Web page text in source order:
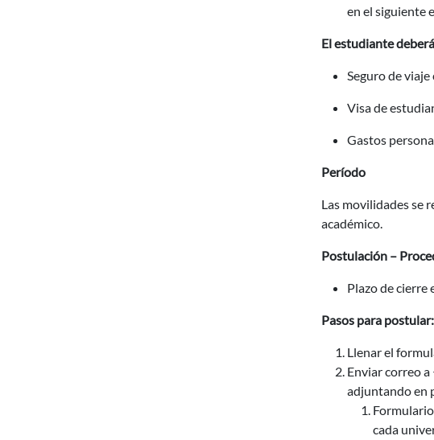
en el siguiente
El estudiante
Seguro de
Visa de
Gastos
Período
Las movilidades se
académico.
Postulación –
Plazo de cierre
Pasos para postular:
Llenar el
Enviar correo a
adjuntando en
cada